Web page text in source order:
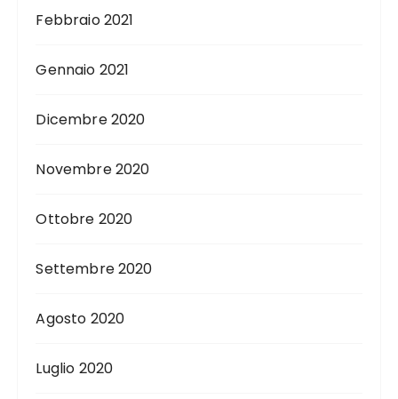
Febbraio 2021
Gennaio 2021
Dicembre 2020
Novembre 2020
Ottobre 2020
Settembre 2020
Agosto 2020
Luglio 2020